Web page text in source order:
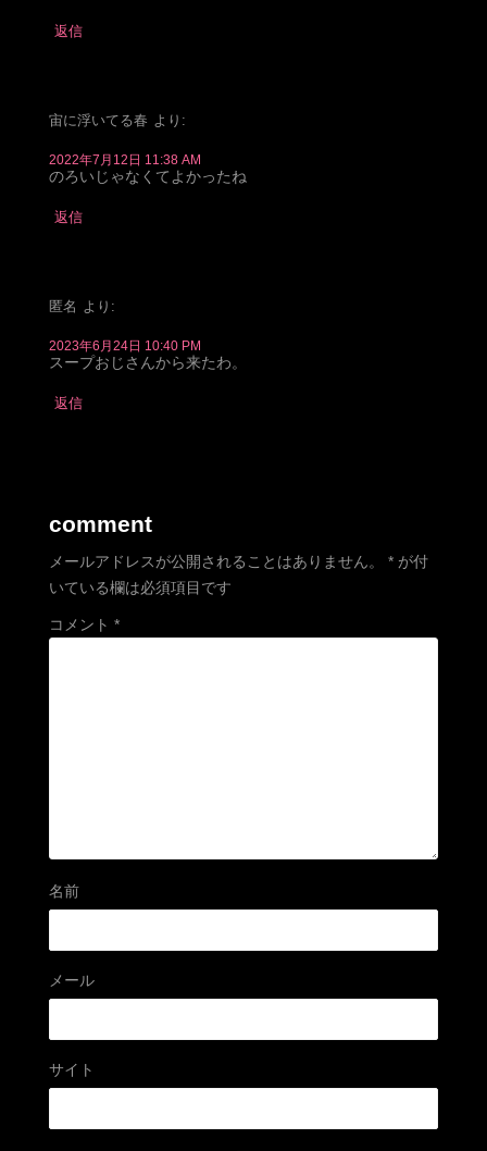
返信
宙に浮いてる春 より:
2022年7月12日 11:38 AM
のろいじゃなくてよかったね
返信
匿名 より:
2023年6月24日 10:40 PM
スープおじさんから来たわ。
返信
comment
メールアドレスが公開されることはありません。 * が付
いている欄は必須項目です
コメント *
名前
メール
サイト